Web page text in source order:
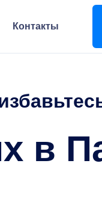
Контакты
в